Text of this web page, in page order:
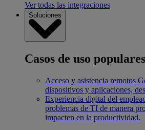
Ver todas las integraciones
Soluciones
Casos de uso populares
Acceso y asistencia remotos
dispositivos y aplicaciones,
Experiencia digital del
problemas de TI de manera
impacten en la productividad.